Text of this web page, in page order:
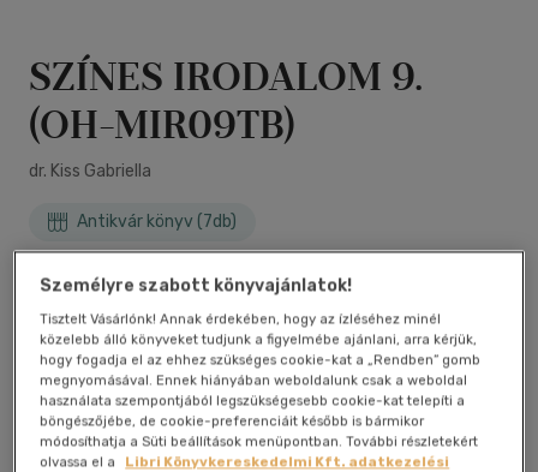
SZÍNES IRODALOM 9.
(OH-MIR09TB)
dr. Kiss Gabriella
Antikvár könyv (7db)
Személyre szabott könyvajánlatok!
Tisztelt Vásárlónk! Annak érdekében, hogy az ízléséhez minél
közelebb álló könyveket tudjunk a figyelmébe ajánlani, arra kérjük,
hogy fogadja el az ehhez szükséges cookie-kat a „Rendben” gomb
megnyomásával. Ennek hiányában weboldalunk csak a weboldal
használata szempontjából legszükségesebb cookie-kat telepíti a
böngészőjébe, de cookie-preferenciáit később is bármikor
módosíthatja a Süti beállítások menüpontban. További részletekért
olvassa el a
Libri Könyvkereskedelmi Kft. adatkezelési